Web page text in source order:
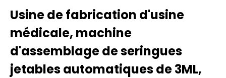
Usine de fabrication d'usine
médicale, machine
d'assemblage de seringues
jetables automatiques de 3ML,